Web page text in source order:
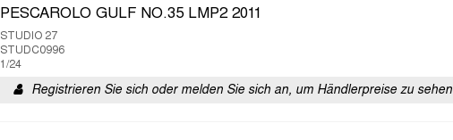
PESCAROLO GULF NO.35 LMP2 2011
STUDIO 27
STUDC0996
1/24
Registrieren Sie sich oder melden Sie sich an, um Händlerpreise zu sehen